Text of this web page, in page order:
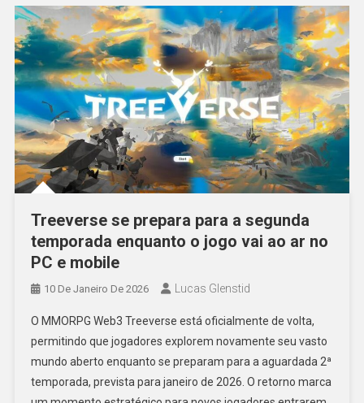
Treeverse se prepara para a segunda
temporada enquanto o jogo vai ao ar no
PC e mobile
10 De Janeiro De 2026 Lucas Glenstid
O MMORPG Web3 Treeverse está oficialmente de volta,
permitindo que jogadores explorem novamente seu vasto
mundo aberto enquanto se preparam para a aguardada 2ª
temporada, prevista para janeiro de 2026. O retorno marca